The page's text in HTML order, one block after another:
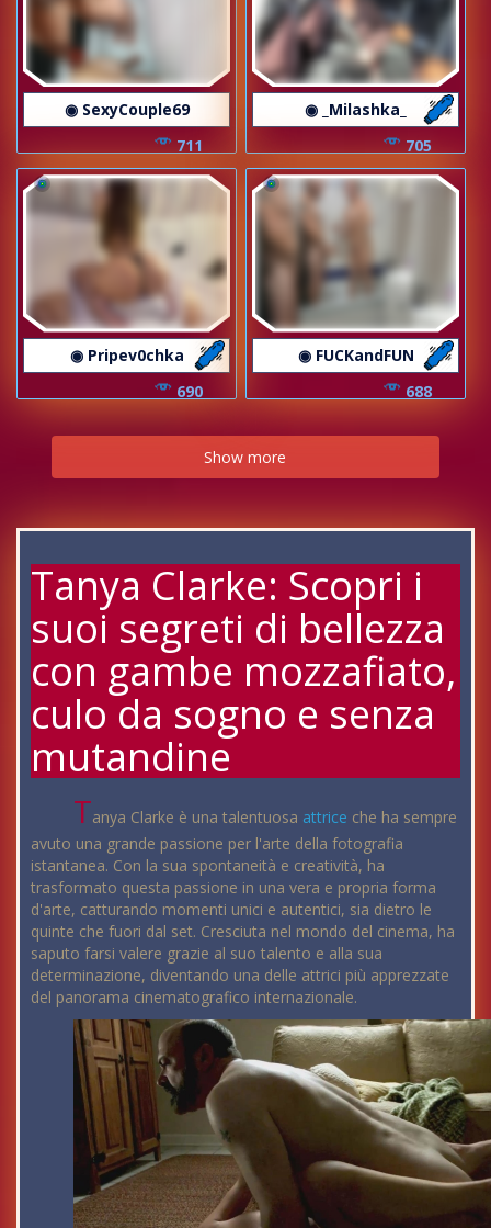
◉ SexyCouple69
711
◉ _Milashka_
705
◉ Pripev0chka
690
◉ FUCKandFUN
688
Show more
Tanya Clarke: Scopri i
suoi segreti di bellezza
con gambe mozzafiato,
culo da sogno e senza
mutandine
Tanya Clarke è una talentuosa attrice che ha sempre
avuto una grande passione per l'arte della fotografia
istantanea. Con la sua spontaneità e creatività, ha
trasformato questa passione in una vera e propria forma
d'arte, catturando momenti unici e autentici, sia dietro le
quinte che fuori dal set. Cresciuta nel mondo del cinema, ha
saputo farsi valere grazie al suo talento e alla sua
determinazione, diventando una delle attrici più apprezzate
del panorama cinematografico internazionale.